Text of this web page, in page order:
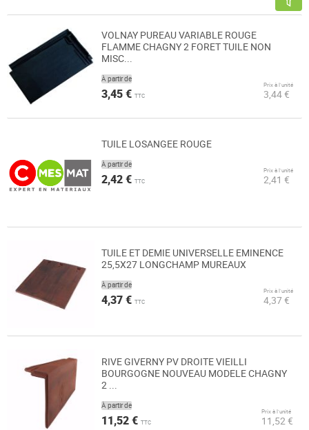
VOLNAY PUREAU VARIABLE ROUGE
FLAMME CHAGNY 2 FORET TUILE NON
MISC...
À partir de
3,45 € TTC
Prix à l’unité
3,44 €
TUILE LOSANGEE ROUGE
À partir de
2,42 € TTC
Prix à l’unité
2,41 €
TUILE ET DEMIE UNIVERSELLE EMINENCE
25,5X27 LONGCHAMP MUREAUX
À partir de
4,37 € TTC
Prix à l’unité
4,37 €
RIVE GIVERNY PV DROITE VIEILLI
BOURGOGNE NOUVEAU MODELE CHAGNY
2 ...
À partir de
11,52 € TTC
Prix à l’unité
11,52 €